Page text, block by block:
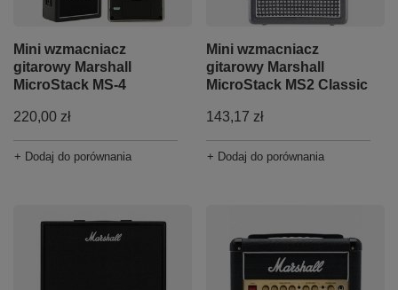
Mini wzmacniacz
gitarowy Marshall
MicroStack MS-4
220,00 zł
+ Dodaj do porównania
Mini wzmacniacz
gitarowy Marshall
MicroStack MS2 Classic
143,17 zł
+ Dodaj do porównania